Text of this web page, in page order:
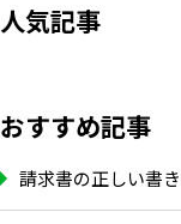
人気記事
おすすめ記事
請求書の正しい書